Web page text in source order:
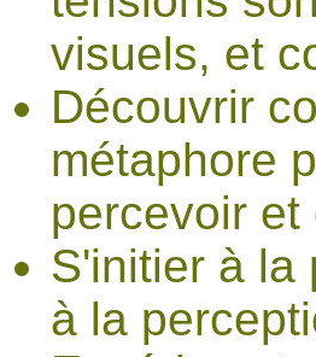
visuels, et
Découvrir
métaphore
percevoir
S'initier à la
à la